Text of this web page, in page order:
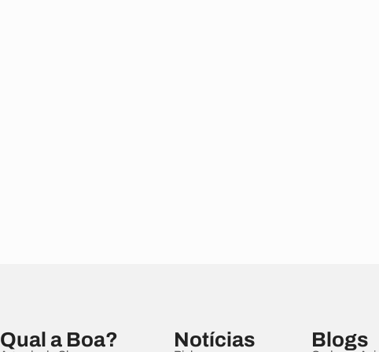
Qual a Boa? Notícias Blogs